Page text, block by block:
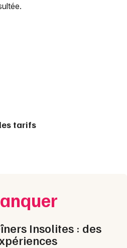
tarifs
Insolites : des